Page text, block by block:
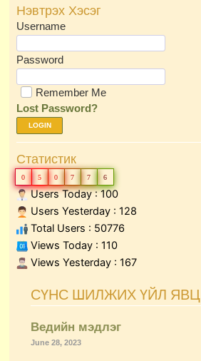
Нэвтрэх Хэсэг
Username
Password
Remember Me
Lost Password?
LOGIN
Статистик
0 5 0 7 7 6
Users Today : 100
Users Yesterday : 128
Total Users : 50776
Views Today : 110
Views Yesterday : 167
СҮНС ШИЛЖИХ ҮЙЛ ЯВЦ
Ведийн мэдлэг
June 28, 2023
PagePage
PagePage
Page